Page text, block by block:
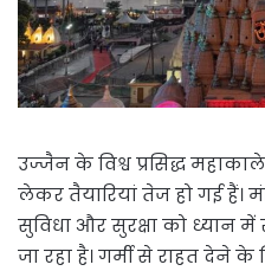
उज्जैन के विश्व प्रसिद्ध
लेकर तैयारियां तेज हो गई हैं।
सुविधा और सुरक्षा को ध्यान
जा रहा है। गर्मी से राहत देने